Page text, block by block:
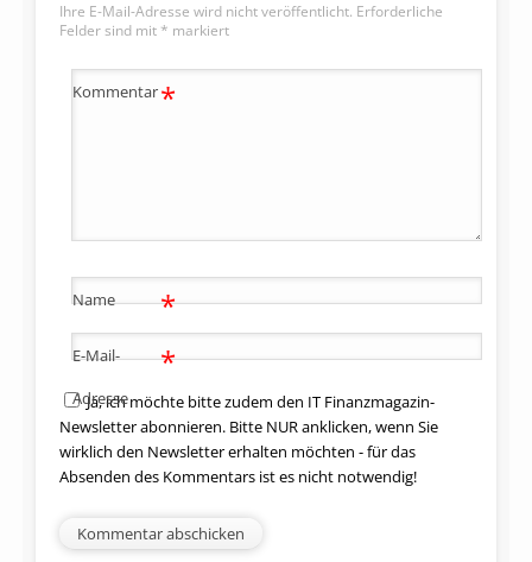
Ihre E-Mail-Adresse wird nicht veröffentlicht. Erforderliche
Felder sind mit * markiert
Kommentar*
Name *
E-Mail-
Adresse
*
Ja, ich möchte bitte zudem den IT Finanzmagazin-
Newsletter abonnieren. Bitte NUR anklicken, wenn Sie
wirklich den Newsletter erhalten möchten - für das
Absenden des Kommentars ist es nicht notwendig!